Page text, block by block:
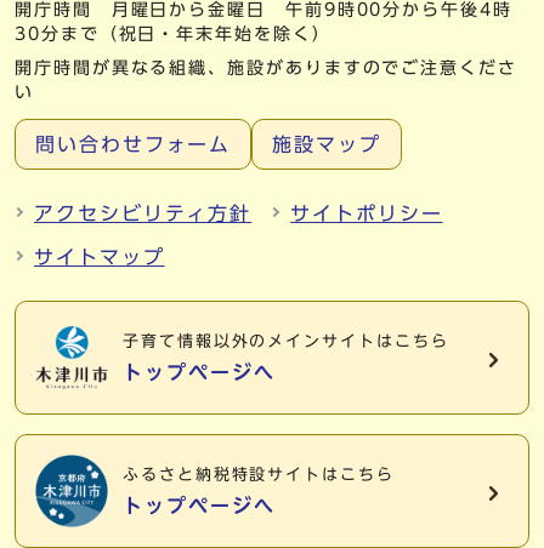
開庁時間 月曜日から金曜日 午前9時00分から午後4時
30分まで（祝日・年末年始を除く）
開庁時間が異なる組織、施設がありますのでご注意くださ
い
問い合わせフォーム 施設マップ
アクセシビリティ方針 サイトポリシー
サイトマップ
子育て情報以外の メインサイトはこちら
トップページへ
ふるさと納税特設サイトはこちら
トップページへ